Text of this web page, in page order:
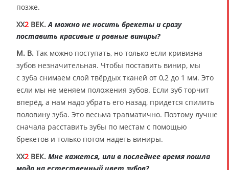
позже.
XX2 ВЕК. А можно не носить брекеты и сразу
поставить красивые и ровные виниры?
М. В. Так можно поступать, но только если кривизна
зубов незначительная. Чтобы поставить винир, мы
с зуба снимаем слой твёрдых тканей от 0,2 до 1 мм. Это
если мы не меняем положения зубов. Если зуб торчит
вперёд, а нам надо убрать его назад, придется спилить
половину зуба. Это весьма травматично. Поэтому лучше
сначала расставить зубы по местам с помощью
брекетов и только потом надеть виниры.
XX2 ВЕК. Мне кажется, или в последнее время пошла